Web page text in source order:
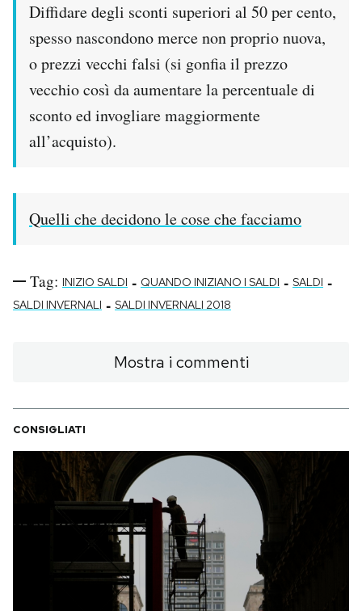
Diffidare degli sconti superiori al 50 per cento,
spesso nascondono merce non proprio nuova,
o prezzi vecchi falsi (si gonfia il prezzo
vecchio così da aumentare la percentuale di
sconto ed invogliare maggiormente
all’acquisto).
Quelli che decidono le cose che facciamo
Tag: INIZIO SALDI - QUANDO INIZIANO I SALDI - SALDI -
SALDI INVERNALI - SALDI INVERNALI 2018
Mostra i commenti
CONSIGLIATI